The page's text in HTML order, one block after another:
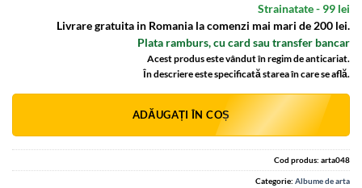
Strainatate - 99 lei
Livrare gratuita in Romania la comenzi mai mari de 200 lei.
Plata ramburs, cu card sau transfer bancar
Acest produs este vândut în regim de anticariat.
În descriere este specificată starea în care se află.
ADĂUGAȚI ÎN COȘ
Cod produs: arta048
Categorie: Albume de arta